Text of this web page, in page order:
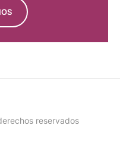
reservados